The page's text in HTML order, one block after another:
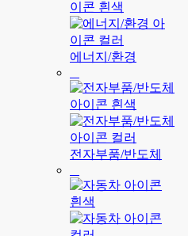
에너지/환경
전자부품/반도체